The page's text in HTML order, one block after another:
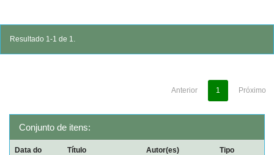
Resultado 1-1 de 1.
Anterior 1 Próximo
Conjunto de itens:
Data do
Título Autor(es) Tipo